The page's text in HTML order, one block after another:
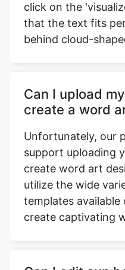
click on the
that the text fits
behind cloud-
Can I upload
create a word
Unfortunately, our
support uploading
create word art
utilize the wide
templates
create captivating